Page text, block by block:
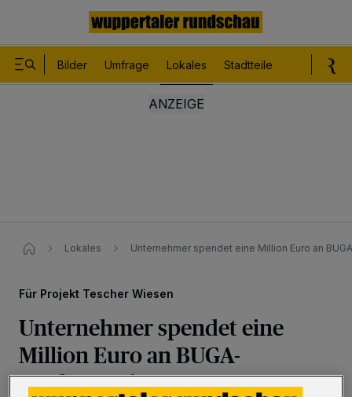
Bilder Umfrage Lokales Stadtteile
Lokales Unternehmer spendet eine Million Euro an
Für Projekt Tescher Wiesen
Unternehmer spendet eine
Million Euro an BUGA-
Förderverein